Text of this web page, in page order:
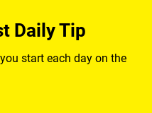
Daily Tip
start each day on the